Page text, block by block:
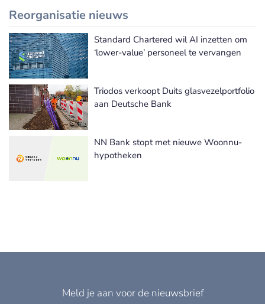
Reorganisatie nieuws
Meer Reorganisatie nieuws
Standard Chartered wil AI inzetten om
‘lower-value’ personeel te vervangen
Triodos verkoopt Duits glasvezelportfolio
aan Deutsche Bank
NN Bank stopt met nieuwe Woonnu-
hypotheken
Meld je aan voor de nieuwsbrief